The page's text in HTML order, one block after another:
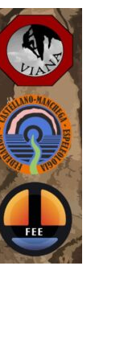
Siguiente →